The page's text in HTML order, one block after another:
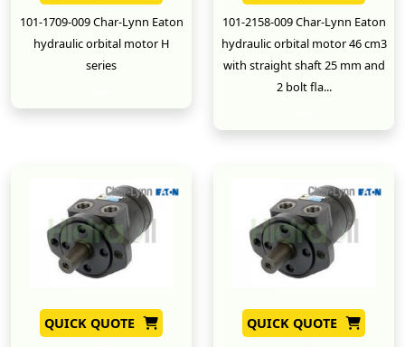
101-1709-009 Char-Lynn Eaton
hydraulic orbital motor H
series
101-2158-009 Char-Lynn Eaton
hydraulic orbital motor 46 cm3
with straight shaft 25 mm and
2 bolt fla...
QUICK QUOTE QUICK QUOTE